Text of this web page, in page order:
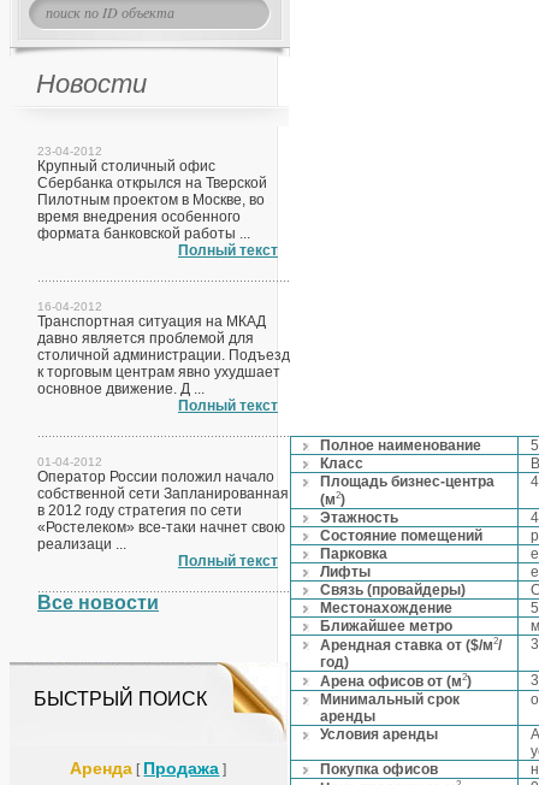
Новости
23-04-2012
Крупный столичный офис
Сбербанка открылся на Тверской
Пилотным проектом в Москве, во
время внедрения особенного
формата банковской работы ...
Полный текст
16-04-2012
Транспортная ситуация на МКАД
давно является проблемой для
столичной администрации. Подъезд
к торговым центрам явно ухудшает
основное движение. Д ...
Полный текст
01-04-2012
Оператор России положил начало
собственной сети Запланированная
в 2012 году стратегия по сети
«Ростелеком» все-таки начнет свою
реализаци ...
Полный текст
Все новости
БЫСТРЫЙ ПОИСК
Аренда [ Продажа ]
Полное наименование
Класс
B
Площадь бизнес-центра
(м2)
Этажность
4
Состояние помещений
Парковка
Лифты
Связь (провайдеры)
Местонахождение
Ближайшее метро
Арендная ставка от ($/м2/
год)
Арена офисов от (м2)
Минимальный срок
аренды
Условия аренды
Покупка офисов